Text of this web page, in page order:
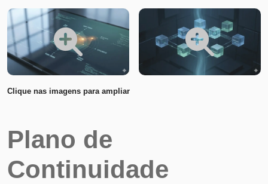
Clique nas imagens para ampliar
Plano de
Continuidade